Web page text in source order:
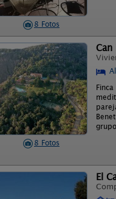
8 Fotos
8 Fotos
Can
El